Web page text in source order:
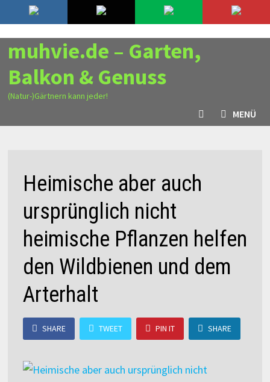
Zurück
zum
Inhalt
6. August 2026
muhvie.de – Garten,
Balkon & Genuss
(Natur-)Gärtnern kann jeder!
MENÜ
Heimische aber auch
ursprünglich nicht
heimische Pflanzen helfen
den Wildbienen und dem
Arterhalt
SHARE TWEET PIN IT SHARE